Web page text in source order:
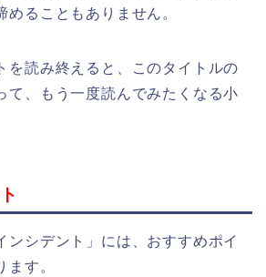
めることもありません。
を読み終えると、このタイトルの
て、もう一度読んでみたくなる小
ンシデント」には、おすすめポイ
ます。